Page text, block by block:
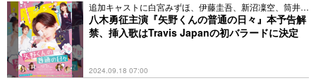
追加キャストに白宮みずほ、伊藤圭吾、新沼凜空、筒井あ
やめ
八木勇征主演『矢野くんの普通の日々』本予告解
禁、挿入歌はTravis Japanの初バラードに決定
2024.09.18 07:00